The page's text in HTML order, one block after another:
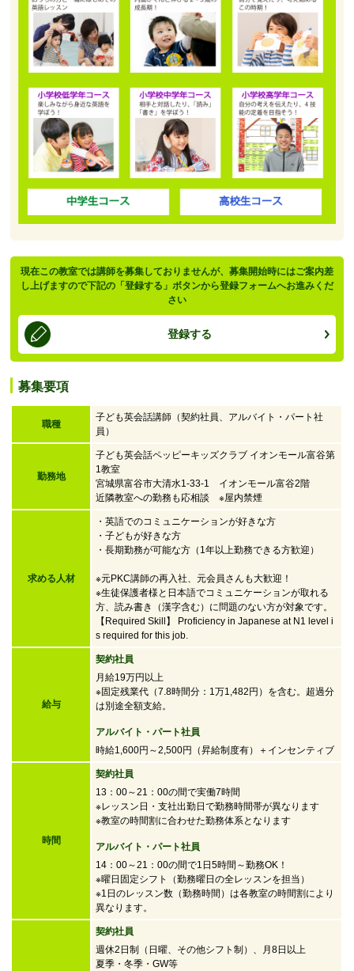
現在この教室では講師を募集しておりませんが、募集開始時にはご案内差
し上げますので下記の「登録する」ボタンから登録フォームへお進みくだ
さい
登録する
募集要項
職種
子ども英会話講師（契約社員、アルバイト・パート社
員）
勤務地
子ども英会話ペッピーキッズクラブ イオンモール富谷第
1教室
宮城県富谷市大清水1-33-1 イオンモール富谷2階
近隣教室への勤務も応相談 ※屋内禁煙
求める人材
・英語でのコミュニケーションが好きな方
・子どもが好きな方
・長期勤務が可能な方（1年以上勤務できる方歓迎）
※元PKC講師の再入社、元会員さんも大歓迎！
※生徒保護者様と日本語でコミュニケーションが取れる
方、読み書き（漢字含む）に問題のない方が対象です。
【Required Skill】 Proficiency in Japanese at N1 level i
s required for this job.
給与
契約社員
月給19万円以上
※固定残業代（7.8時間分：1万1,482円）を含む。超過分
は別途全額支給。
アルバイト・パート社員
時給1,600円～2,500円
（昇給制度有）＋インセンティブ
時間
契約社員
13：00～21：00の間で実働7時間
※レッスン日・支社出勤日で勤務時間帯が異なります
※教室の時間割に合わせた勤務体系となります
アルバイト・パート社員
14：00～21：00の間で1日5時間～勤務OK！
※曜日固定シフト（勤務曜日の全レッスンを担当）
※1日のレッスン数（勤務時間）は各教室の時間割により
異なります。
契約社員
週休2日制（日曜、その他シフト制）、月8日以上
夏季・冬季・GW等